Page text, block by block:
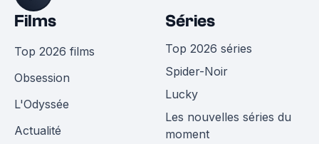
Films
Top 2026 films
Obsession
L'Odyssée
Actualité
Séries
Top 2026 séries
Spider-Noir
Lucky
Les nouvelles séries du
moment